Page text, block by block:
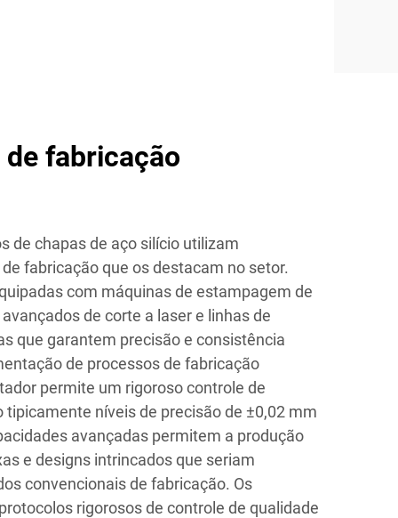
fabricação
de chapas de aço silício utilizam
fabricação que os destacam no setor.
com máquinas de estampagem de
de corte a laser e linhas de
que garantem precisão e consistência
de processos de fabricação
permite um rigoroso controle de
tipicamente níveis de precisão de ±0,02 mm
avançadas permitem a produção
e designs intrincados que seriam
convencionais de fabricação. Os
rigorosos de controle de qualidade